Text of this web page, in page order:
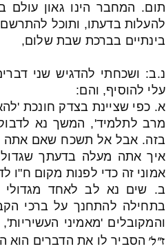
תום. המחבר הינו גאון
להעלות בדעתו, ותוכל
בינתיים בברכת שבת שלום,
נ.ב: ושכחתי להדגיש שני
עלי להוסיף, והם:
א. כפי שציינת בצדק חונכת
מרב לתלמיד', המשך נא לדבוק
בזה. אבל אל תשכח שאם אתה
איך אתה מעלה בדעתך
אמוני זה כדי לפנות מקום ח"ו
ב. שים נא לב לאחד מגדולי
בתחילה להתחנך על ברכי
והמקובלים 'מאמיני
ז"ל' הסביר לו את הדברים הוא